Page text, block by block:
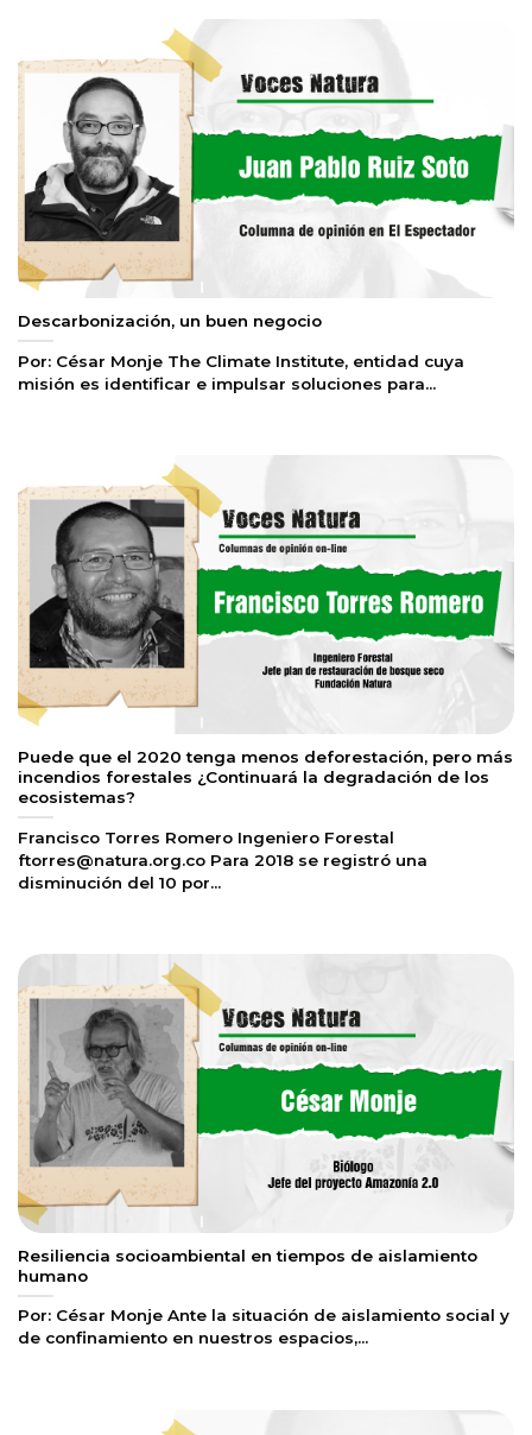
Descarbonización, un buen negocio
Por: César Monje The Climate Institute, entidad cuya
misión es identificar e impulsar soluciones para...
Puede que el 2020 tenga menos deforestación, pero más
incendios forestales ¿Continuará la degradación de los
ecosistemas?
Francisco Torres Romero Ingeniero Forestal
ftorres@natura.org.co Para 2018 se registró una
disminución del 10 por...
Resiliencia socioambiental en tiempos de aislamiento
humano
Por: César Monje Ante la situación de aislamiento social y
de confinamiento en nuestros espacios,...